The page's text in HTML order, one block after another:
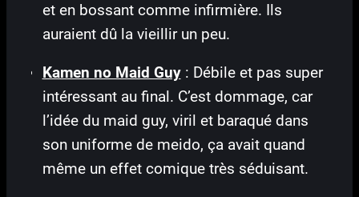
et en bossant comme infirmière. Ils
auraient dû la vieillir un peu.
Kamen no Maid Guy: Débile et pas super
intéressant au final. C’est dommage, car
l’idée du maid guy, viril et baraqué dans
son uniforme de meido, ça avait quand
même un effet comique très séduisant.